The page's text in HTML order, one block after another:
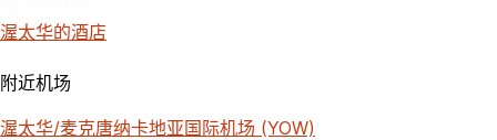
渥太华的酒店
附近机场
渥太华/麦克唐纳卡地亚国际机场 (YOW)